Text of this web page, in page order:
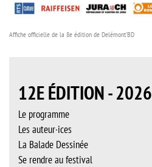
Affiche officielle de la 8e édition de Delémont'BD
12E ÉDITION - 2026
Le programme
Les auteur·ices
La Balade Dessinée
Se rendre au festival